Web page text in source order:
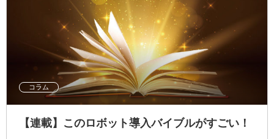
コラム
【連載】このロボット導入バイブルがすごい！